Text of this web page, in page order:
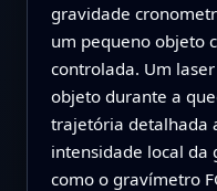
gravidade
um pequeno objeto
controlada. Um
objeto durante a
trajetória detalhada
intensidade local da
como o gravímetro